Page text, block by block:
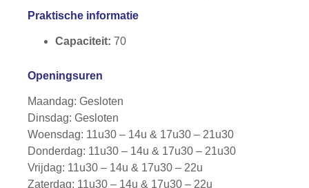
Praktische informatie
Capaciteit: 70
Openingsuren
Maandag: Gesloten
Dinsdag: Gesloten
Woensdag: 11u30 – 14u & 17u30 – 21u30
Donderdag: 11u30 – 14u & 17u30 – 21u30
Vrijdag: 11u30 – 14u & 17u30 – 22u
Zaterdag: 11u30 – 14u & 17u30 – 22u